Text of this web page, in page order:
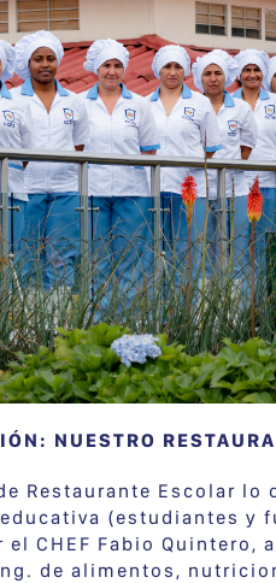
NUESTRO
Restaurante Escolar lo
(estudiantes y
el CHEF Fabio Quintero,
de alimentos,